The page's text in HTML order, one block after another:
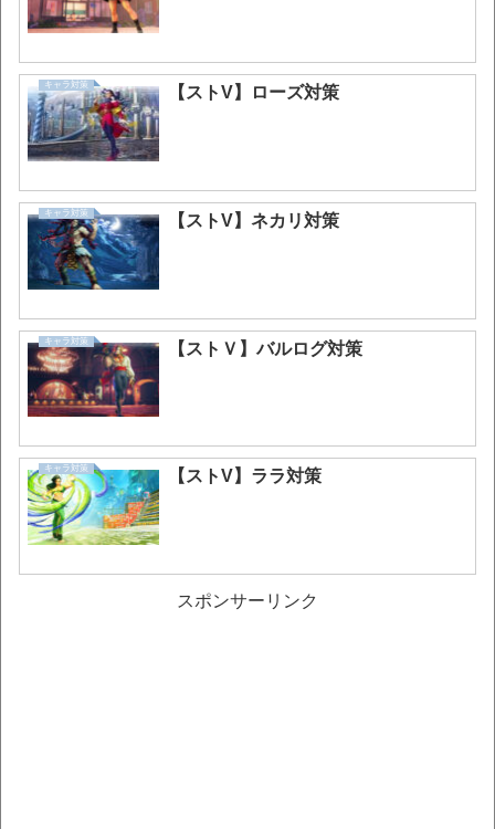
キャラ対策 【ストV】ローズ対策
キャラ対策 【ストV】ネカリ対策
キャラ対策 【ストＶ】バルログ対策
キャラ対策 【ストV】ララ対策
スポンサーリンク